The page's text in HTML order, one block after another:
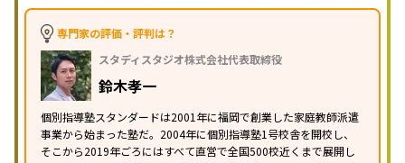
特徴
中高一貫校生に対応授業の振替可能不登校生に対
応
学習にPC・タブレットを利用
科目から受講可能
り
専門家の評価・評判は？
スタディスタジオ株式会社代表取締役
鈴木孝一
個別指導塾スタンダードは2001年に福岡で創業した家庭教師派遣
事業から始まった塾だ。2004年に個別指導塾1号校舎を開校し、
そこから2019年ごろにはすべて直営で全国500校近くまで展開し